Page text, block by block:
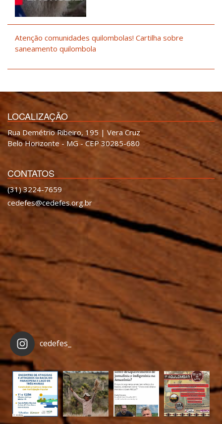
Atenção comunidades quilombolas! Cartilha sobre
saneamento quilombola
LOCALIZAÇÃO
Rua Demétrio Ribeiro, 195 | Vera Cruz
Belo Horizonte - MG - CEP 30285-680
CONTATOS
(31) 3224-7659
cedefes@cedefes.org.br
cedefes_